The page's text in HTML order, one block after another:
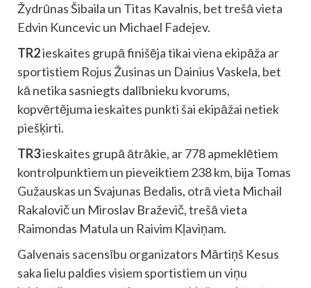
Žydrūnas Šibaila un Titas Kavalnis, bet trešā vieta
Edvin Kuncevic un Michael Fadejev.
TR2ieskaites grupā finišēja tikai viena ekipāža ar
sportistiem Rojus Žusinas un Dainius Vaskela, bet
kā netika sasniegts dalībnieku kvorums,
kopvērtējuma ieskaites punkti šai ekipāžai netiek
piešķirti.
TR3ieskaites grupā ātrākie, ar 778 apmeklētiem
kontrolpunktiem un pieveiktiem 238 km, bija Tomas
Gužauskas un Svajunas Bedalis, otrā vieta Michail
Rakalovič un Miroslav Braževič, trešā vieta
Raimondas Matula un Raivim Kļaviņam.
Galvenais sacensību organizators Mārtiņš Kesus
saka lielu paldies visiem sportistiem un viņu